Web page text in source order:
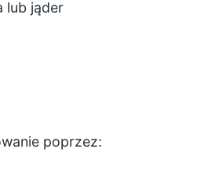
lub jąder
poprzez: